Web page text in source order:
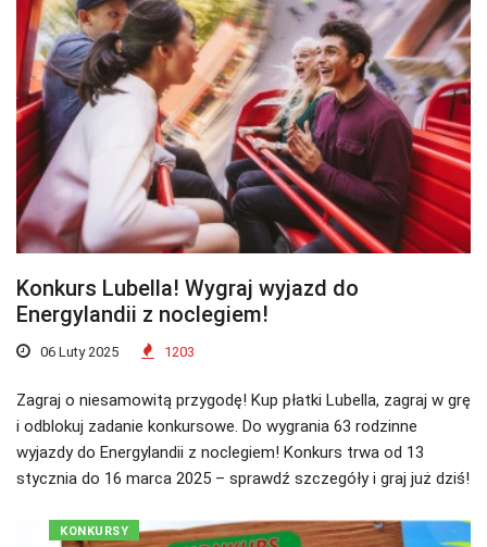
Konkurs Lubella! Wygraj wyjazd do
Energylandii z noclegiem!
06 Luty 2025 1203
Zagraj o niesamowitą przygodę! Kup płatki Lubella, zagraj w grę
i odblokuj zadanie konkursowe. Do wygrania 63 rodzinne
wyjazdy do Energylandii z noclegiem! Konkurs trwa od 13
stycznia do 16 marca 2025 – sprawdź szczegóły i graj już dziś!
KONKURSY